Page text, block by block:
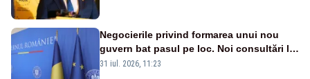
Negocierile privind formarea unui nou
guvern bat pasul pe loc. Noi consultări la
Cotroceni, așteptate după mijlocul lunii
31 iul. 2026, 11:23